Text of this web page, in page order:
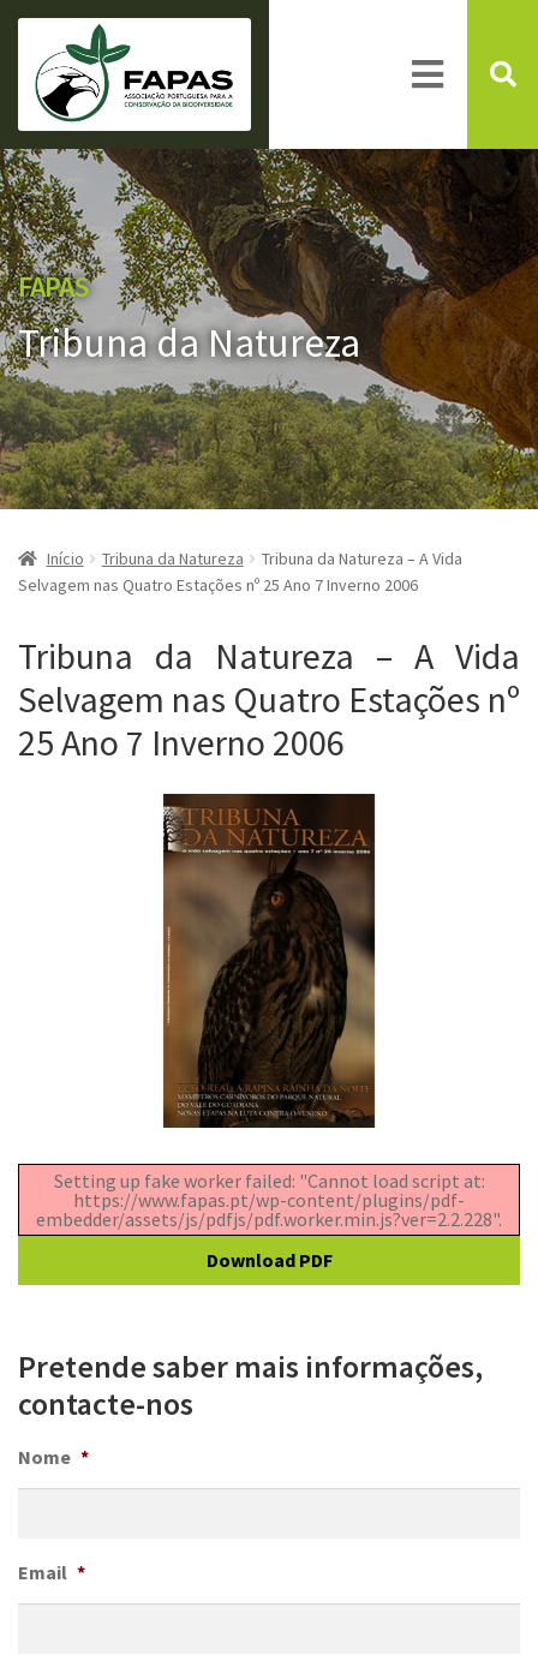
FAPAS
Tribuna da Natureza
Início Tribuna da Natureza
Tribuna da Natureza – A Vida
Selvagem nas Quatro Estações nº 25 Ano 7 Inverno 2006
Tribuna da Natureza – A Vida
Selvagem nas Quatro Estações nº
25 Ano 7 Inverno 2006
Setting up fake worker failed: "Cannot load script at:
https://www.fapas.pt/wp-content/plugins/pdf-
embedder/assets/js/pdfjs/pdf.worker.min.js?ver=2.2.228".
Download PDF
Pretende saber mais informações,
contacte-nos
Nome *
Email *